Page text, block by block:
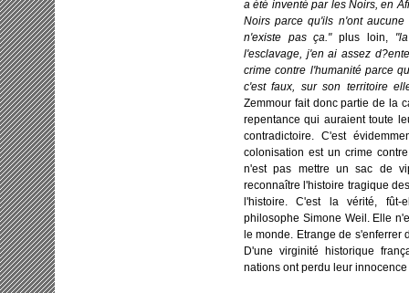
a été inventé par les Noirs, en
Noirs parce qu'ils n'ont
n'existe pas ça."plus loin,
l'esclavage, j'en ai assez
crime contre l'humanité parce
c'est faux, sur son territoire
Zemmour fait donc partie de la
repentance qui auraient toute
contradictoire. C'est
colonisation est un crime
n'est pas mettre un sac de
reconnaître l'histoire tragique
l'histoire. C'est la vérité,
philosophe Simone Weil. Elle
le monde. Etrange de s'enferrer
D'une virginité historique
nations ont perdu leur